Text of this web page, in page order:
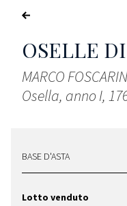
OSELLE
MARCO
Osella, anno I,
BASE D'ASTA
Lotto venduto